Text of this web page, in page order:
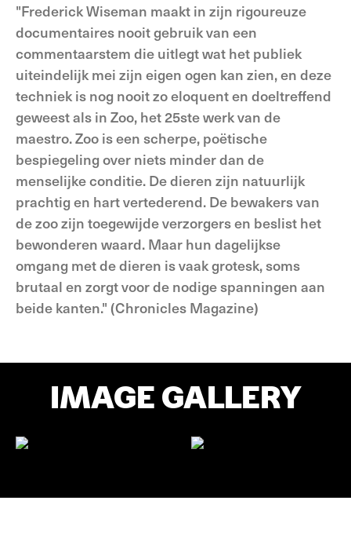
"Frederick Wiseman maakt in zijn rigoureuze
documentaires nooit gebruik van een
commentaarstem die uitlegt wat het publiek
uiteindelijk mei zijn eigen ogen kan zien, en deze
techniek is nog nooit zo eloquent en doeltreffend
geweest als in Zoo, het 25ste werk van de
maestro. Zoo is een scherpe, poëtische
bespiegeling over niets minder dan de
menselijke conditie. De dieren zijn natuurlijk
prachtig en hart vertederend. De bewakers van
de zoo zijn toegewijde verzorgers en beslist het
bewonderen waard. Maar hun dagelijkse
omgang met de dieren is vaak grotesk, soms
brutaal en zorgt voor de nodige spanningen aan
beide kanten." (Chronicles Magazine)
IMAGE GALLERY